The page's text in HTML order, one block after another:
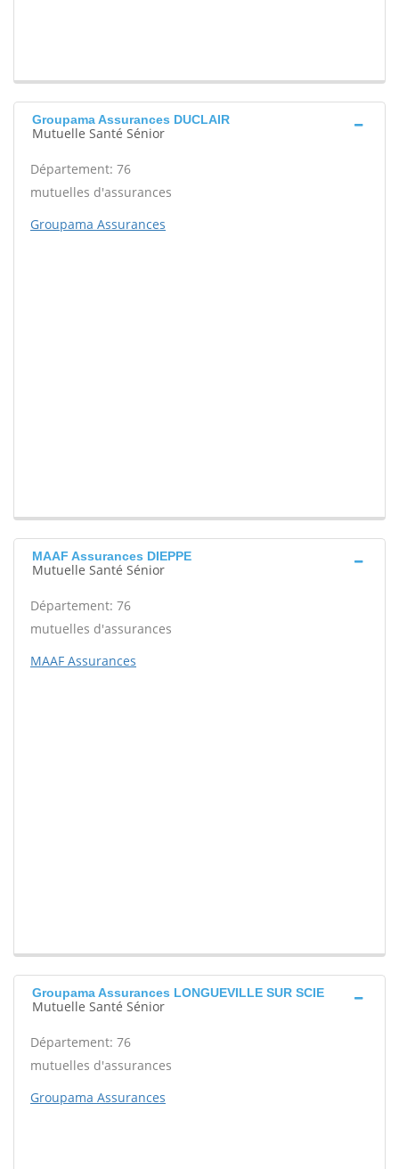
Groupama Assurances DUCLAIR
Mutuelle Santé Sénior
Département: 76
mutuelles d'assurances
Groupama Assurances
MAAF Assurances DIEPPE
Mutuelle Santé Sénior
Département: 76
mutuelles d'assurances
MAAF Assurances
Groupama Assurances LONGUEVILLE SUR SCIE
Mutuelle Santé Sénior
Département: 76
mutuelles d'assurances
Groupama Assurances